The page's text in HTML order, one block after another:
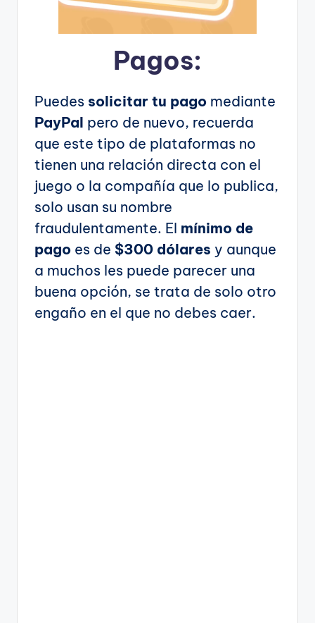
Pagos:
Puedes solicitar tu pago mediante
PayPal pero de nuevo, recuerda
que este tipo de plataformas no
tienen una relación directa con el
juego o la compañía que lo publica,
solo usan su nombre
fraudulentamente. El mínimo de
pago es de $300 dólares y aunque
a muchos les puede parecer una
buena opción, se trata de solo otro
engaño en el que no debes caer.